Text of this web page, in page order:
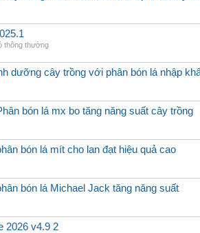
thông thường
dưỡng cây trồng với phân bón lá nhập
bón lá mx bo tăng năng suất cây trồng
bón lá mít cho lan đạt hiệu quả cao
bón lá Michael Jack tăng năng suất
2026 v4.9 2